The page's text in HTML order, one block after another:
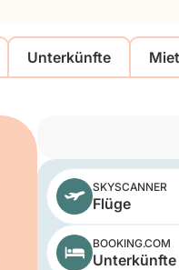
Unterkünfte
SKYSCANNER
Flüge
BOOKING.COM
Unterkünfte